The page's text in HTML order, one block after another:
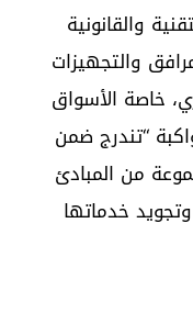
والقانونية
والتجهيزات
خاصة الأسواق
“تندرج ضمن
من المبادئ
خدماتها